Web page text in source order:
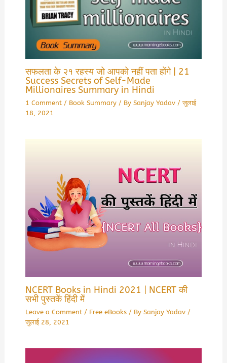
सफलता के २१ रहस्य जो आपको नहीं पता होंगे | 21
Success Secrets of Self-Made
Millionaires Summary in Hindi
1 Comment / Book Summary/ By Sanjay Yadav /जुलाई
18, 2021
NCERT Books in Hindi 2021 | NCERT की
सभी पुस्तकें हिंदी में
Leave a Comment / Free eBooks/ By Sanjay Yadav /
जुलाई 28, 2021